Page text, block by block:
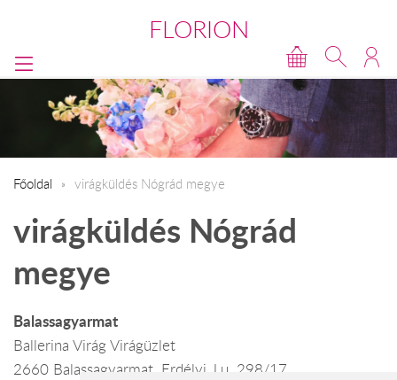
FLORION
Főoldal virágküldés Nógrád megye
virágküldés Nógrád
megye
Balassagyarmat
Ballerina Virág Virágüzlet
2660 Balassagyarmat, Erdélyi J.u. 298/17